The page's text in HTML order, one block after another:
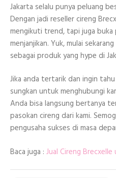
Jakarta selalu punya peluang
Dengan jadi reseller cireng
mengikuti trend, tapi juga buka
menjanjikan. Yuk, mulai
sebagai produk yang hype di
Jika anda tertarik dan ingin
sungkan untuk menghubungi
Anda bisa langsung bertanya
pasokan cireng dari kami.
pengusaha sukses di masa
Baca juga : Jual Cireng